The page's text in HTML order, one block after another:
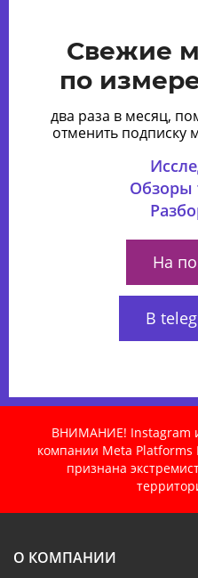
Свежие
по
два раза в месяц,
отменить
Обзоры
На
В
ВНИМАНИЕ! Instagram
компании Meta Platforms
признана
О КОМПАНИИ